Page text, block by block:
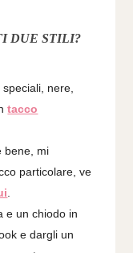
DUE STILI?
nere,
tacco
bene, mi
particolare, ve
.
e un chiodo in
e dargli un